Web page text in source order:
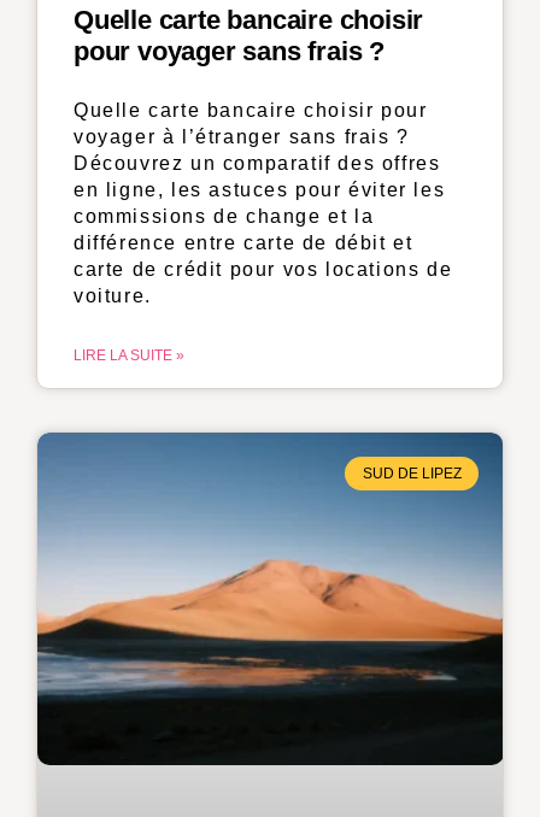
Quelle carte bancaire choisir
pour voyager sans frais ?
Quelle carte bancaire choisir pour
voyager à l’étranger sans frais ?
Découvrez un comparatif des offres
en ligne, les astuces pour éviter les
commissions de change et la
différence entre carte de débit et
carte de crédit pour vos locations de
voiture.
LIRE LA SUITE »
SUD DE LIPEZ